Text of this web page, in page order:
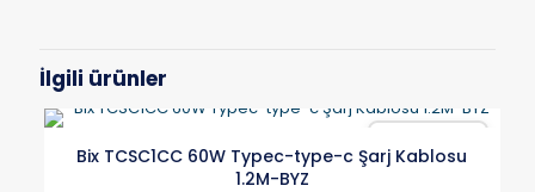
İlgili ürünler
Bix TCSC1CC 60W Typec-type-c Şarj Kablosu
1.2M-BYZ